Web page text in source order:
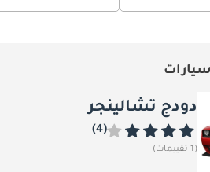
دودج تشالينجر
(4)
(1 تقييمات)